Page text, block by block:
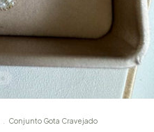
Conjunto Gota Cravejado